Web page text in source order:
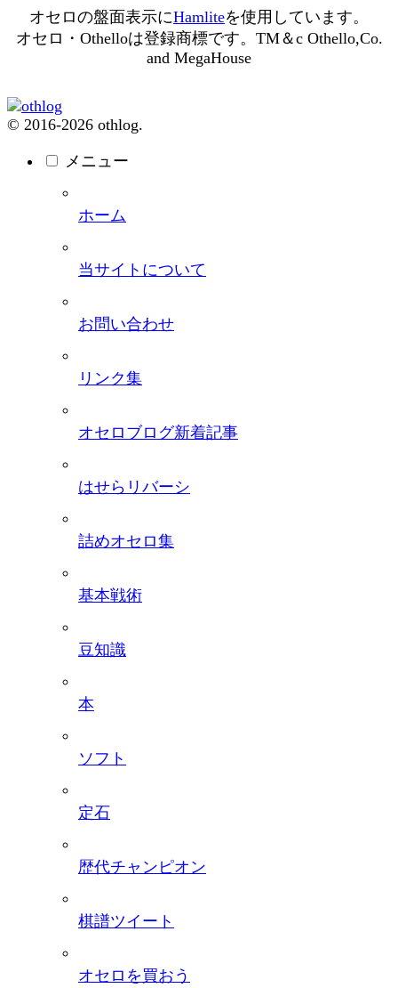
オセロの盤面表示にHamliteを使用しています。
オセロ・Othelloは登録商標です。TM＆c Othello,Co.
and MegaHouse
© 2016-2026 othlog.
メニュー
ホーム
当サイトについて
お問い合わせ
リンク集
オセロブログ新着記事
はせらリバーシ
詰めオセロ集
基本戦術
豆知識
本
ソフト
定石
歴代チャンピオン
棋譜ツイート
オセロを買おう